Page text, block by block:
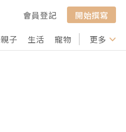
會員登記
開始撰寫
親子 生活 寵物 行山 打卡
更多